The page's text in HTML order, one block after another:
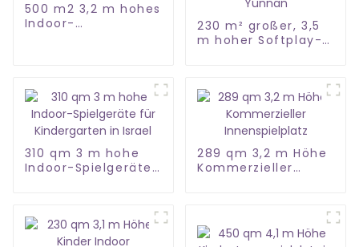
500 m2 3,2 m hohes
Indoor-
230 m² großer, 3,5
m hoher Softplay-
310 qm 3 m hohe
Indoor-Spielgeräte
289 qm 3,2 m Höhe
Kommerzieller